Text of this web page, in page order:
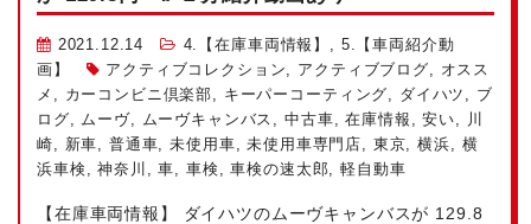
2021.12.14 4.【在庫車両情報】
5.【車両紹介動
画】
アクティブコレクション アクティブブログ
オスス
メ
カーコンビニ倶楽部 キーパーコーティング ダイハツ
ブ
ログ
ムーヴ, ムーヴキャンバス ,中古車 ,在庫情報 ,安い
川
崎
新車 普通車 ,未使用車 ,未使用車専門店 東京 ,横浜
横
浜車検
,神奈川 ,車 車検 ,車検の速太郎 ,軽自動車
【在庫車両情報】 ダイハツのムーヴキャンバスが 129.8